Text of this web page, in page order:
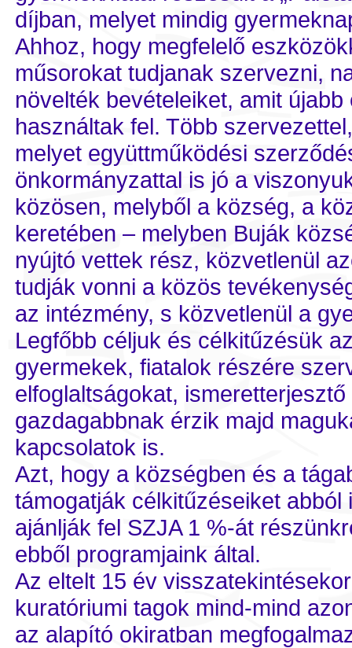
díjban, melyet mindig
Ahhoz, hogy megfelelő
műsorokat tudjanak szervezni,
növelték bevételeiket, amit
használtak fel. Több
melyet együttműködési
önkormányzattal is jó a
közösen, melyből a község, a
keretében – melyben Buják
nyújtó vettek rész, közvetlenül
tudják vonni a közös
az intézmény, s közvetlenül a
Legfőbb céljuk és célkitűzésük
gyermekek, fiatalok részére
elfoglaltságokat,
gazdagabbnak érzik majd
kapcsolatok is.
Azt, hogy a községben és a
támogatják célkitűzéseiket
ajánlják fel SZJA 1 %-át
ebből programjaink által.
Az eltelt 15 év
kuratóriumi tagok mind-mind
az alapító okiratban